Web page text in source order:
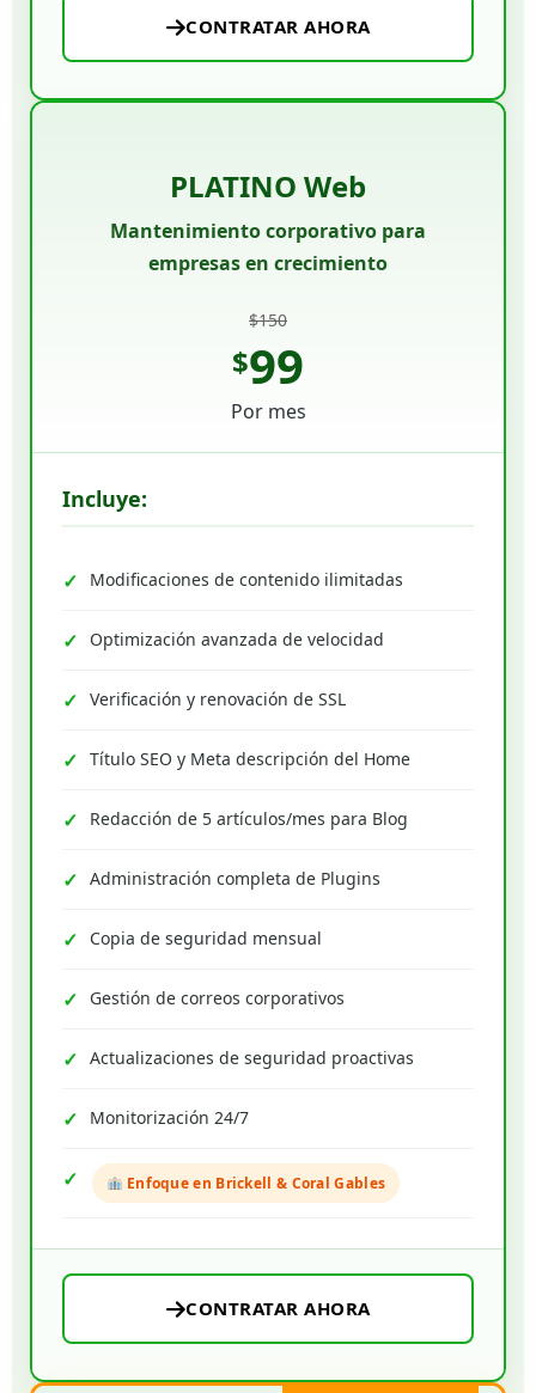
CONTRATAR AHORA
PLATINO Web
Mantenimiento corporativo para
empresas en crecimiento
$150
$99
Por mes
Incluye:
Modificaciones de contenido ilimitadas
Optimización avanzada de velocidad
Verificación y renovación de SSL
Título SEO y Meta descripción del Home
Redacción de 5 artículos/mes para Blog
Administración completa de Plugins
Copia de seguridad mensual
Gestión de correos corporativos
Actualizaciones de seguridad proactivas
Monitorización 24/7
Enfoque en Brickell & Coral Gables
CONTRATAR AHORA